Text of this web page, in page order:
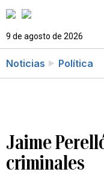
9 de agosto de 2026
Noticias Política
Jaime
criminales